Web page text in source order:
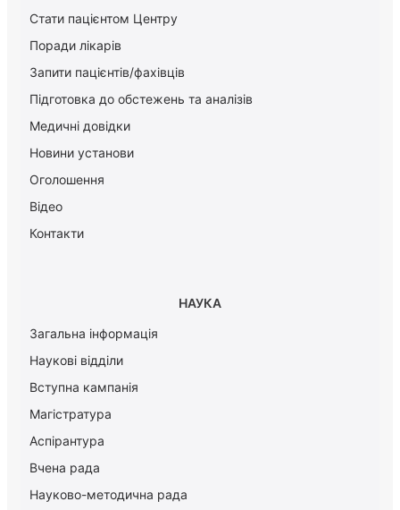
Стати пацієнтом Центру
Поради лікарів
Запити пацієнтів/фахівців
Підготовка до обстежень та аналізів
Медичні довідки
Новини установи
Оголошення
Відео
Контакти
НАУКА
Загальна інформація
Наукові відділи
Вступна кампанія
Магістратура
Аспірантура
Вчена рада
Науково-методична рада